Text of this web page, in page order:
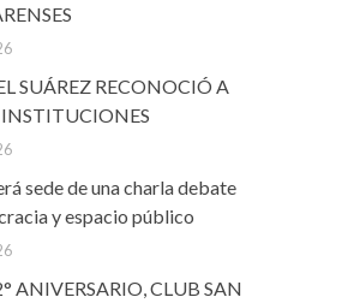
SUÁREZ RECONOCIÓ A
sede de una charla debate
y espacio público
ANIVERSARIO, CLUB SAN